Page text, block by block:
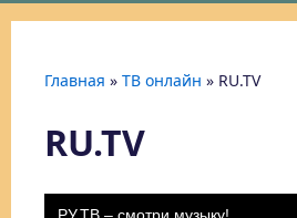
Главная » ТВ онлайн » RU.TV
RU.TV